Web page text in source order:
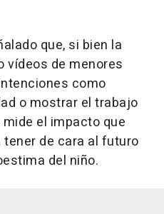
que, si bien la
de menores
como
o mostrar el trabajo
el impacto que
de cara al futuro
del niño.